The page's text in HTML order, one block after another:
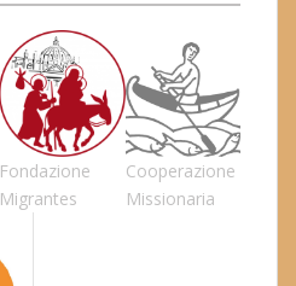
Fondazione
Migrantes
Cooperazione
Missionaria